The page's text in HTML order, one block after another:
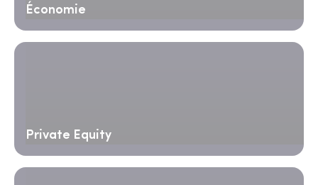
Économie
Private Equity